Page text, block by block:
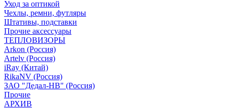
Уход за оптикой
Чехлы, ремни, футляры
Штативы, подставки
Прочие аксессуары
ТЕПЛОВИЗОРЫ
Arkon (Россия)
Artelv (Россия)
iRay (Китай)
RikaNV (Россия)
ЗАО "Дедал-НВ" (Россия)
Прочие
АРХИВ